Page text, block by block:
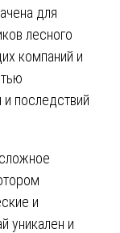
для
лесного
компаний и
и последствий
и
уникален и